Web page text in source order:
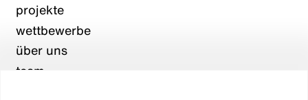
projekte
wettbewerbe
über uns
team